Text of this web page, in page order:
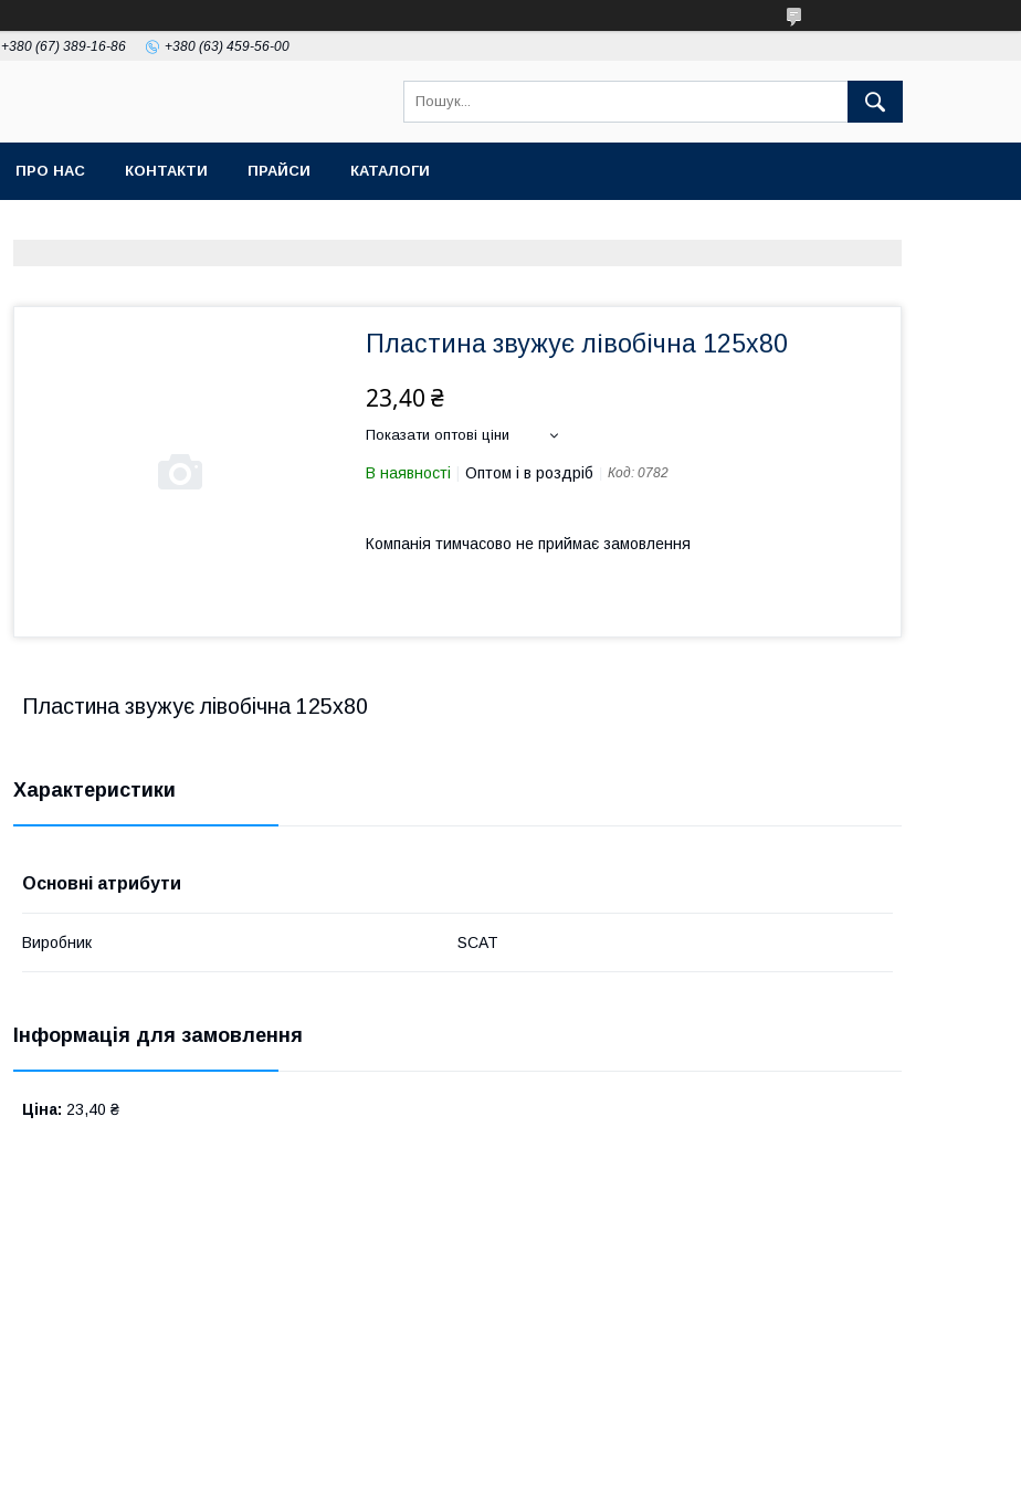
+380 (67) 389-16-86 +380 (63) 459-56-00
ПРО НАС КОНТАКТИ ПРАЙСИ КАТАЛОГИ
Пластина звужує лівобічна 125х80
23,40 ₴
Показати оптові ціни
В наявності Оптом і в роздріб Код: 0782
Компанія тимчасово не приймає замовлення
Пластина звужує лівобічна 125х80
Характеристики
Основні атрибути
Виробник SCAT
Інформація для замовлення
Ціна: 23,40 ₴